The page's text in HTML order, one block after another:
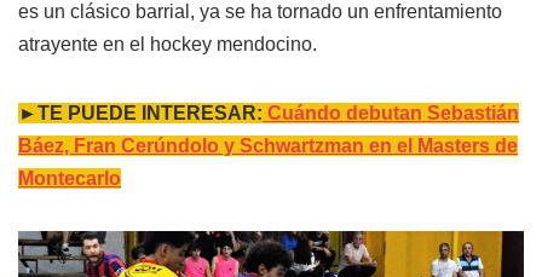
es un clásico barrial, ya se ha tornado un enfrentamiento
atrayente en el hockey mendocino.
►TE PUEDE INTERESAR: Cuándo debutan Sebastián
Báez, Fran Cerúndolo y Schwartzman en el Masters de
Montecarlo